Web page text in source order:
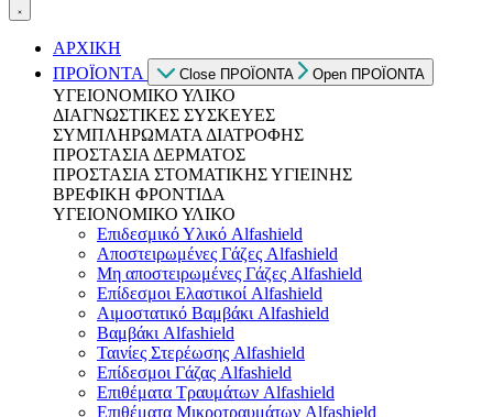
ΑΡΧΙΚΗ
ΠΡΟΪΟΝΤΑ
Close ΠΡΟΪΟΝΤΑ Open ΠΡΟΪΟΝΤΑ
ΥΓΕΙΟΝΟΜΙΚΟ ΥΛΙΚΟ
ΔΙΑΓΝΩΣΤΙΚΕΣ ΣΥΣΚΕΥΕΣ
ΣΥΜΠΛΗΡΩΜΑΤΑ ΔΙΑΤΡΟΦΗΣ
ΠΡΟΣΤΑΣΙΑ ΔΕΡΜΑΤΟΣ
ΠΡΟΣΤΑΣΙΑ ΣΤΟΜΑΤΙΚΗΣ ΥΓΙΕΙΝΗΣ
ΒΡΕΦΙΚΗ ΦΡΟΝΤΙΔΑ
ΥΓΕΙΟΝΟΜΙΚΟ ΥΛΙΚΟ
Επιδεσμικό Υλικό Alfashield
Αποστειρωμένες Γάζες Alfashield
Μη αποστειρωμένες Γάζες Alfashield
Επίδεσμοι Ελαστικοί Alfashield
Αιμοστατικό Βαμβάκι Alfashield
Βαμβάκι Alfashield
Ταινίες Στερέωσης Alfashield
Επίδεσμοι Γάζας Alfashield
Επιθέματα Τραυμάτων Alfashield
Επιθέματα Μικροτραυμάτων Alfashield